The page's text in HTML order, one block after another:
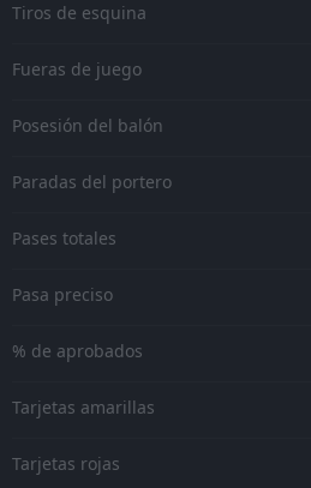
Tiros de esquina
Fueras de juego
Posesión del balón
Paradas del portero
Pases totales
Pasa preciso
% de aprobados
Tarjetas amarillas
Tarjetas rojas